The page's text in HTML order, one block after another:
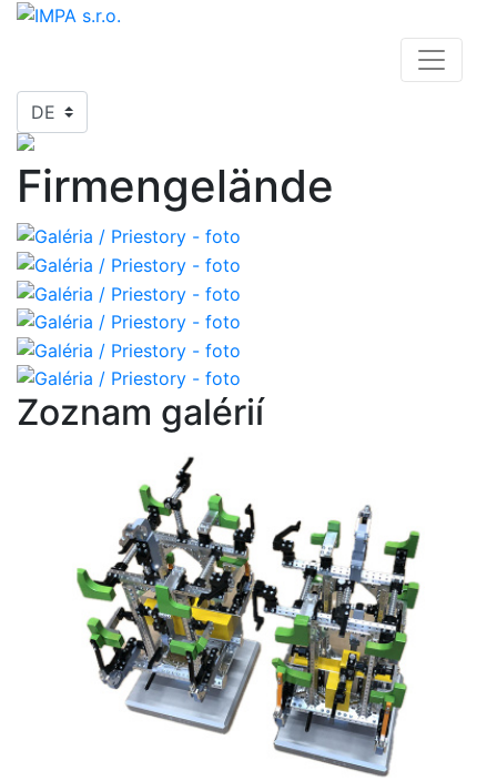
DE
Firmengelände
Zoznam galérií